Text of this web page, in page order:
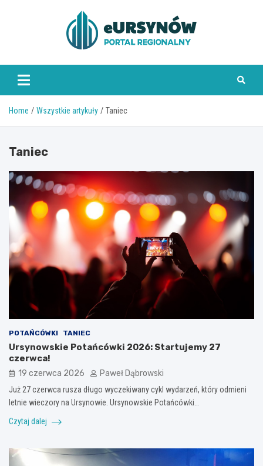
Home Wszystkie artykuły Taniec
Taniec
POTAŃCÓWKI TANIEC
Ursynowskie Potańcówki 2026: Startujemy 27
czerwca!
19 czerwca 2026 Paweł Dąbrowski
Już 27 czerwca rusza długo wyczekiwany cykl wydarzeń, który odmieni
letnie wieczory na Ursynowie. Ursynowskie Potańcówki…
Czytaj dalej